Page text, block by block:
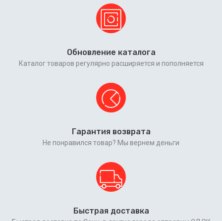
Обновление каталога
Каталог товаров регулярно расширяется и пополняется
Гарантия возврата
Не понравился товар? Мы вернем деньги
Быстрая доставка